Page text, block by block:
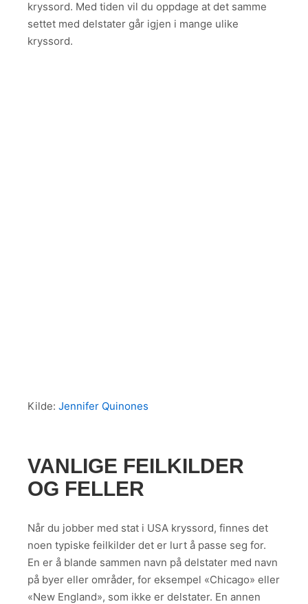
kryssord. Med tiden vil du oppdage at det samme
settet med delstater går igjen i mange ulike
kryssord.
Kilde: Jennifer Quinones
VANLIGE FEILKILDER
OG FELLER
Når du jobber med stat i USA kryssord, finnes det
noen typiske feilkilder det er lurt å passe seg for.
En er å blande sammen navn på delstater med navn
på byer eller områder, for eksempel «Chicago» eller
«New England», som ikke er delstater. En annen